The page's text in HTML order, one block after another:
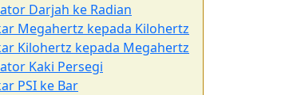
Darjah ke Radian
Megahertz kepada Kilohertz
Kilohertz kepada Megahertz
Kaki Persegi
PSI ke Bar